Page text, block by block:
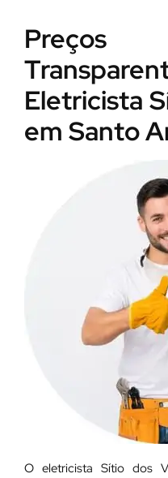
Eletricista
em Santo
O eletricista Sítio dos